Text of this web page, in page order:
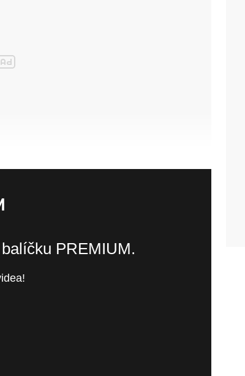
PREMIUM.